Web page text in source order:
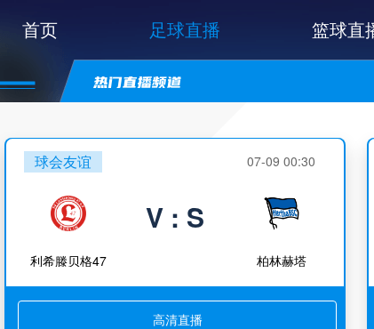
首页 足球直播 篮球直
球会友谊 07-09 00:30
利希滕贝格47
V : S
柏林赫塔
高清直播